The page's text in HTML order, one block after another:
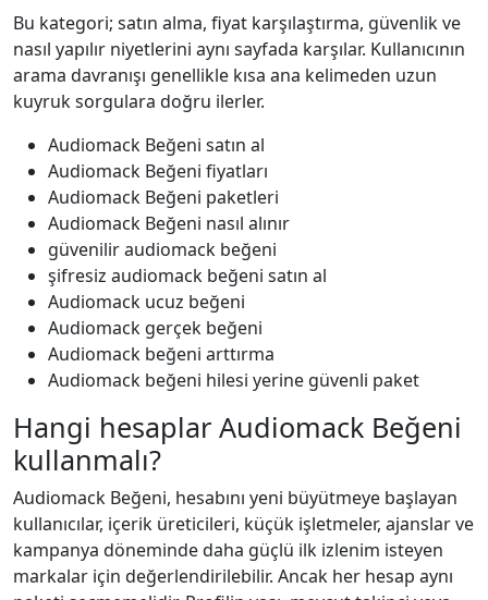
Bu kategori; satın alma, fiyat karşılaştırma, güvenlik ve
nasıl yapılır niyetlerini aynı sayfada karşılar. Kullanıcının
arama davranışı genellikle kısa ana kelimeden uzun
kuyruk sorgulara doğru ilerler.
Audiomack Beğeni satın al
Audiomack Beğeni fiyatları
Audiomack Beğeni paketleri
Audiomack Beğeni nasıl alınır
güvenilir audiomack beğeni
şifresiz audiomack beğeni satın al
Audiomack ucuz beğeni
Audiomack gerçek beğeni
Audiomack beğeni arttırma
Audiomack beğeni hilesi yerine güvenli paket
Hangi hesaplar Audiomack Beğeni
kullanmalı?
Audiomack Beğeni, hesabını yeni büyütmeye başlayan
kullanıcılar, içerik üreticileri, küçük işletmeler, ajanslar ve
kampanya döneminde daha güçlü ilk izlenim isteyen
markalar için değerlendirilebilir. Ancak her hesap aynı